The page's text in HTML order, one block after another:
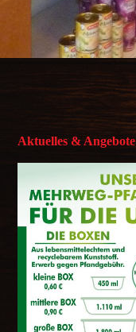
Aktuelles & Angebote